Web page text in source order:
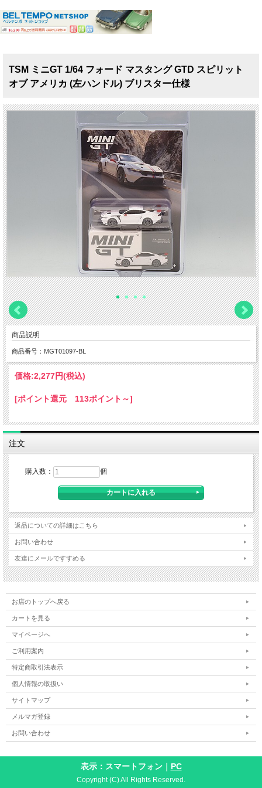
TSM ミニGT 1/64 フォード マスタング GTD スピリット
オブ アメリカ (左ハンドル) ブリスター仕様
商品説明
商品番号：MGT01097-BL
価格:2,277円(税込)
[ポイント還元 113ポイント～]
注文
購入数： 個
返品についての詳細はこちら
お問い合わせ
友達にメールですすめる
お店のトップへ戻る
カートを見る
マイページへ
ご利用案内
特定商取引法表示
個人情報の取扱い
サイトマップ
メルマガ登録
お問い合わせ
表示：スマートフォン｜ PC
Copyright (C) All Rights Reserved.